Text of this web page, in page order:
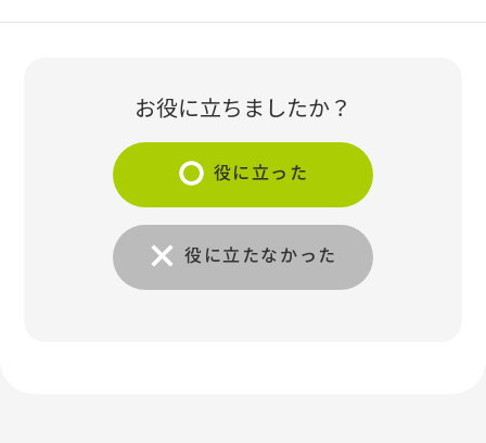
お役に立ちましたか？
役に立った
役に立たなかった